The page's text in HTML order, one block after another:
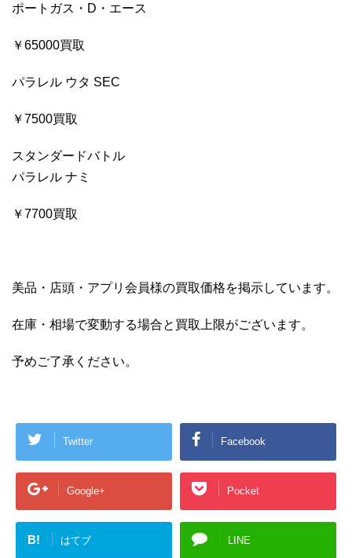
ポートガス・D・エース
￥65000買取
パラレル ウタ SEC
￥7500買取
スタンダードバトル
パラレル ナミ
￥7700買取
美品・店頭・アプリ会員様の買取価格を掲示しています。
在庫・相場で変動する場合と買取上限がございます。
予めご了承ください。
Twitter Facebook
Google+ Pocket
B! はてブ LINE